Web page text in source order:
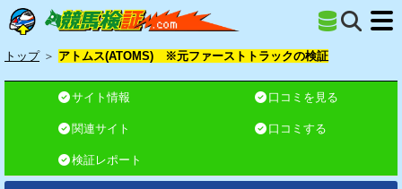
トップ ＞ アトムス(ATOMS) ※元ファーストトラックの検証
サイト情報 口コミを見る
関連サイト 口コミする
検証レポート